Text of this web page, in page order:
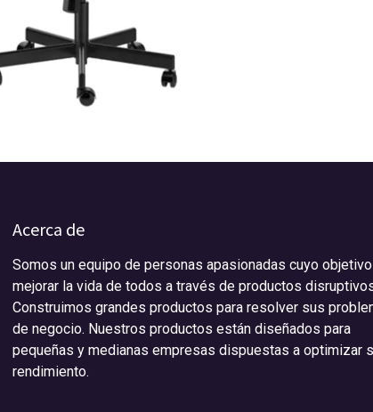
Acerca de
Somos un equipo de personas apasionadas cuyo
mejorar la vida de todos a través de productos
Construimos grandes productos para resolver sus
de negocio. Nuestros productos están diseñados para
pequeñas y medianas empresas dispuestas a optimizar
rendimiento.